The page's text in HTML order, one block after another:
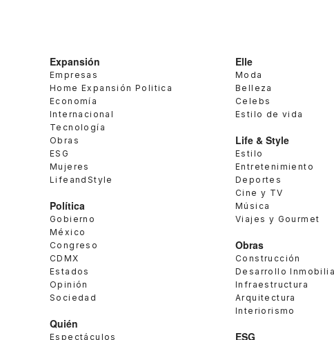
Expansión
Empresas
Home Expansión Politica
Economía
Internacional
Tecnología
Obras
ESG
Mujeres
LifeandStyle
Política
Gobierno
México
Congreso
CDMX
Estados
Opinión
Sociedad
Quién
Espectáculos
Elle
Moda
Belleza
Celebs
Estilo de vida
Life & Style
Estilo
Entretenimiento
Deportes
Cine y TV
Música
Viajes y Gourmet
Obras
Construcción
Desarrollo
Infraestructura
Arquitectura
Interiorismo
ESG